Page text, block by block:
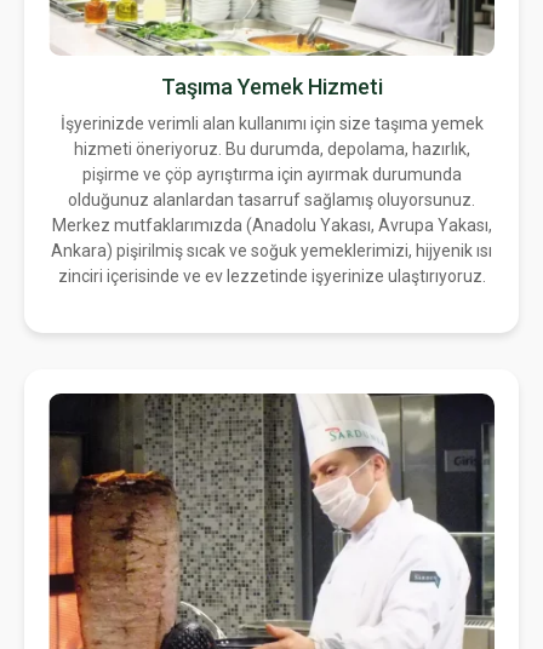
Taşıma Yemek Hizmeti
İşyerinizde verimli alan kullanımı için size taşıma yemek
hizmeti öneriyoruz. Bu durumda, depolama, hazırlık,
pişirme ve çöp ayrıştırma için ayırmak durumunda
olduğunuz alanlardan tasarruf sağlamış oluyorsunuz.
Merkez mutfaklarımızda (Anadolu Yakası, Avrupa Yakası,
Ankara) pişirilmiş sıcak ve soğuk yemeklerimizi, hijyenik ısı
zinciri içerisinde ve ev lezzetinde işyerinize ulaştırıyoruz.